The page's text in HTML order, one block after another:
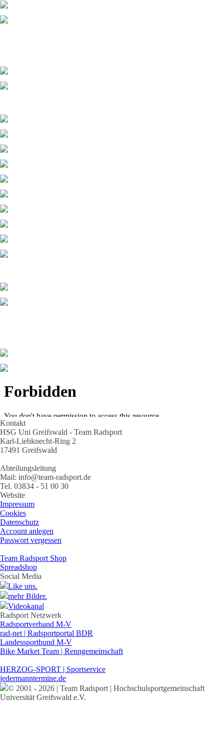
Kontakt
HSG Uni Greifswald - Team Radsport
Karl-Liebknecht-Ring 2
17491 Greifswald
Abteilungsleitung
Mail: info@team-radsport.de
Tel. 03834 - 51 00 30
Website
Impressum
Cookies
Datenschutz
Account anlegen
Passwort vergessen
Team Radsport Shop
Spreadshop
Social Media
Like uns.
mehr Bilder.
Videokanal
Radsport Netzwerk
Radsportverband M-V
rad-net | Radsportportal BDR
Landessportbund M-V
Bike Market Team | Renngemeinschaft
HERZOG-SPORT | Sportservice
jedermanntermine.de
© 2001 - 2026 | Team Radsport | Hochschulsportgemeinschaft
Universität Greifswald e.V.